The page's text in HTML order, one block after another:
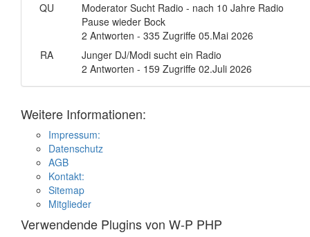
QU
Moderator Sucht Radio - nach 10 Jahre Radio
Pause wieder Bock
2 Antworten - 335 Zugriffe 05.Mai 2026
RA
Junger DJ/Modi sucht ein Radio
2 Antworten - 159 Zugriffe 02.Juli 2026
Weitere Informationen:
Impressum:
Datenschutz
AGB
Kontakt:
Sitemap
Mitglieder
Verwendende Plugins von W-P PHP